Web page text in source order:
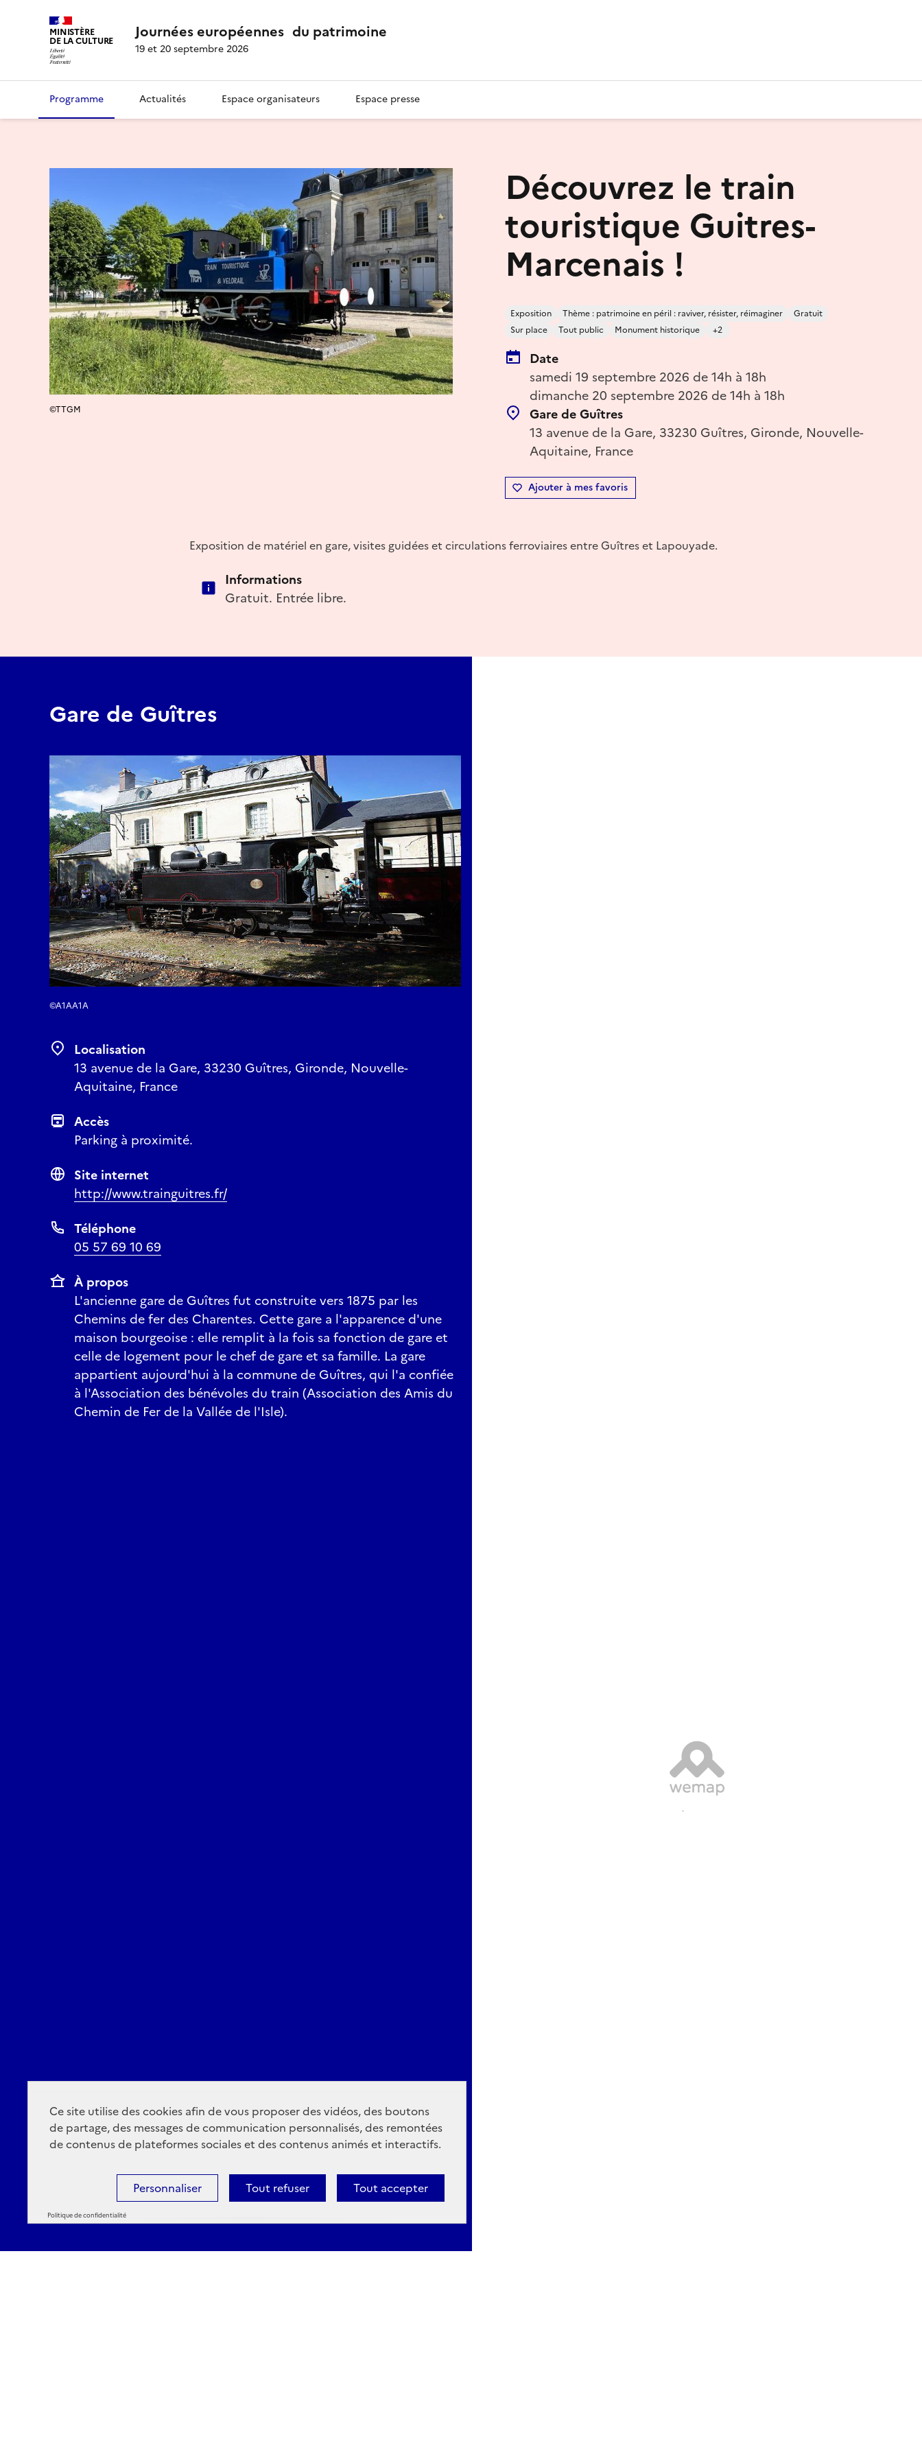
Ce site utilise des cookies afin de vous proposer des vidéos, des boutons
de partage, des messages de communication personnalisés, des remontées
de contenus de plateformes sociales et des contenus animés et interactifs.
Tout accepter
Tout refuser
Personnaliser
Politique de confidentialité
MINISTÈRE
DE LA CULTURE Journées européennes du patrimoine
19 et 20 septembre 2026
Programme Actualités Espace organisateurs Espace presse
Découvrez le train
touristique Guitres-
Marcenais !
Exposition Thème : patrimoine en péril : raviver, résister, réimaginer
Gratuit
Sur place
Tout public Monument historique +2
Date
samedi 19 septembre 2026 de 14h à 18h
dimanche 20 septembre 2026 de 14h à 18h
Gare de Guîtres
13 avenue de la Gare, 33230 Guîtres, Gironde, Nouvelle-
Aquitaine, France
Ajouter à mes favoris
©TTGM
Exposition de matériel en gare, visites guidées et circulations ferroviaires entre Guîtres et Lapouyade.
Informations
Gratuit. Entrée libre.
Gare de Guîtres
©A1AA1A
Localisation
13 avenue de la Gare, 33230 Guîtres, Gironde, Nouvelle-
Aquitaine, France
Accès
Parking à proximité.
Site internet
http://www.trainguitres.fr/
Téléphone
05 57 69 10 69
À propos
L'ancienne gare de Guîtres fut construite vers 1875 par les
Chemins de fer des Charentes. Cette gare a l'apparence d'une
maison bourgeoise : elle remplit à la fois sa fonction de gare et
celle de logement pour le chef de gare et sa famille. La gare
appartient aujourd'hui à la commune de Guîtres, qui l'a confiée
à l'Association des bénévoles du train (Association des Amis du
Chemin de Fer de la Vallée de l'Isle).